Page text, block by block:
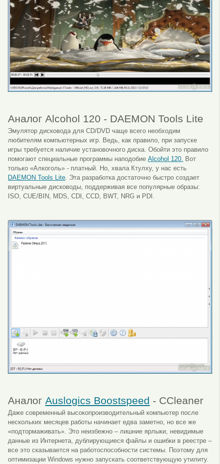
Аналог Alcohol 120 - DAEMON Tools Lite
Эмулятор дисковода для CD/DVD чаще всего необходим
любителям компьютерных игр. Ведь, как правило, при запуске
игры требуется наличие установочного диска. Обойти это правило
помогают специальные программы наподобиеAlcohol 120. Вот
только «Алкоголь» - платный. Но, хвала Ктулху, у нас есть
DAEMON Tools Lite. Эта разработка достаточно быстро создает
виртуальные дисководы, поддерживая все популярные образы:
ISO, CUE/BIN, MDS, CDI, CCD, BWT, NRG и PDI.
Аналог Auslogics Boostspeed - CCleaner
Даже современный высокопроизводительный компьютер после
нескольких месяцев работы начинает едва заметно, но все же
«подтормаживать». Это неизбежно – лишние ярлыки, невидимые
данные из Интернета, дублирующиеся файлы и ошибки в реестре –
все это сказывается на работоспособности системы. Поэтому для
оптимизации Windows нужно запускать соответствующую утилиту.